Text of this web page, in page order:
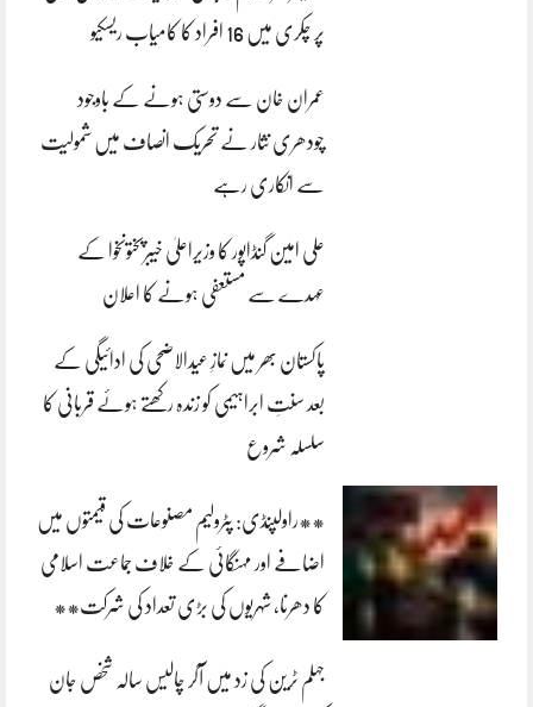
پر چکری میں 16 افراد کا کامیاب ریسکیو
عمران خان سے دوستی ہونے کے باوجود
چودھری نثار نے تحریک انصاف میں شمولیت
سے انکاری رہے
علی امین گنڈاپور کا وزیراعلیٰ خیبرپختونخوا کے
عہدے سے مستعفی ہونے کا اعلان
پاکستان بھر میں نمازِ عیدالاضحی کی ادائیگی کے
بعد سنتِ ابراہیمی کو زندہ رکھتے ہوئے قربانی کا
سلسلہ شروع
**راولپنڈی: پٹرولیم مصنوعات کی قیمتوں میں
اضافے اور مہنگائی کے خلاف جماعت اسلامی
کا دھرنا، شہریوں کی بڑی تعداد کی شرکت**
جہلم ٹرین کی زد میں آکر چالیس سالہ شخص جان